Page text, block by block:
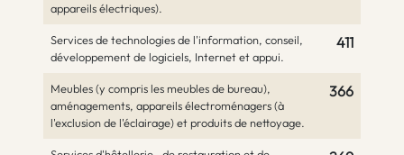
appareils électriques).
Services de technologies de l'information, conseil,
développement de logiciels, Internet et appui.
411
Meubles (y compris les meubles de bureau),
aménagements, appareils électroménagers (à
l'exclusion de l'éclairage) et produits de nettoyage.
366